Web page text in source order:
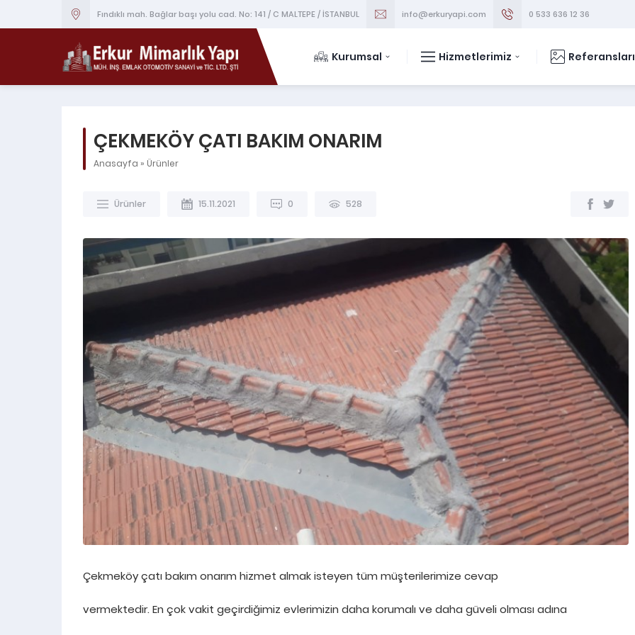
Fındıklı mah. Bağlar başı yolu cad. No: 141 / C MALTEPE / İSTANBUL info@erkuryapi.com 0 533 636 12 36
Kurumsal Hizmetlerimiz
ÇEKMEKÖY ÇATI BAKIM ONARIM
Anasayfa » Ürünler
Ürünler 15.11.2021 0 528
Çekmeköy çatı bakım onarım hizmet almak isteyen tüm müşterilerimize cevap
vermektedir. En çok vakit geçirdiğimiz evlerimizin daha korumalı ve daha güveli olması adına
ÜRÜNLER
TAVAN DEKORASYON UYGULAMA
ÜRÜNLER
ERENKÖY ÇATI BAKIM ONARIM
ÜRÜNLER
MALTEPE ÇATI BAKIM ONARIM